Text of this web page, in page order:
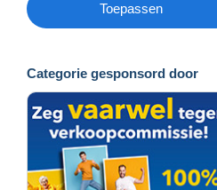
Toepassen
Categorie gesponsord door